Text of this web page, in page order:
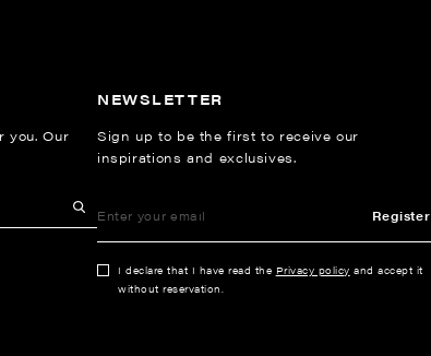
you. Our
NEWSLETTER
Sign up to be the first to receive our
inspirations and exclusives.
Register
I declare that I have read the Privacy policy and accept it
without reservation.